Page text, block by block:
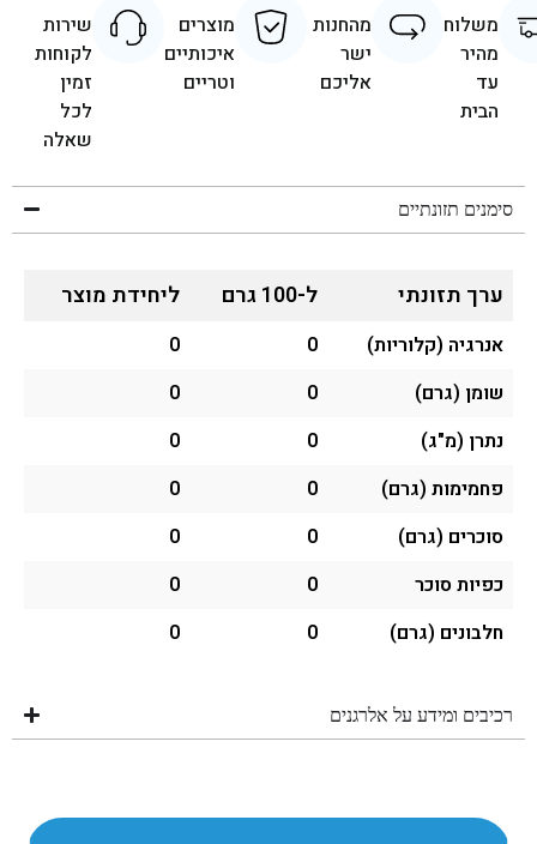
משלוח
מהיר
עד
הבית
מהחנות
ישר
אליכם
מוצרים
איכותיים
וטריים
שירות
לקוחות
זמין
לכל
שאלה
סימנים תזונתיים
ערך תזונתי ל-100 גרם ליחידת מוצר
אנרגיה (קלוריות) 0
0
שומן (גרם)
0
0
נתרן (מ"ג)
0
0
פחמימות (גרם)
0
0
סוכרים (גרם)
0
0
כפיות סוכר
0
0
חלבונים (גרם)
0
0
רכיבים ומידע על אלרגנים